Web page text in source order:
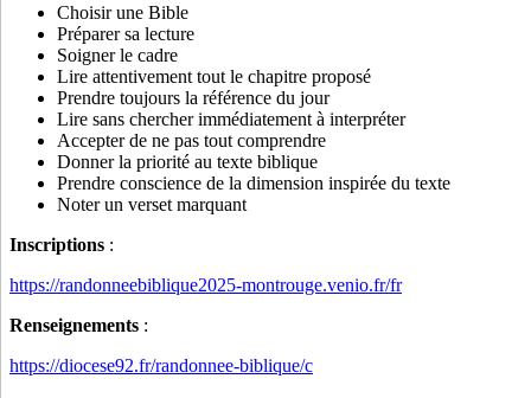
Choisir une Bible
Préparer sa lecture
Soigner le cadre
Lire attentivement tout le chapitre proposé
Prendre toujours la référence du jour
Lire sans chercher immédiatement à interpréter
Accepter de ne pas tout comprendre
Donner la priorité au texte biblique
Prendre conscience de la dimension inspirée du texte
Noter un verset marquant
Inscriptions :
https://randonneebiblique2025-montrouge.venio.fr/fr
Renseignements :
https://diocese92.fr/randonnee-biblique/c